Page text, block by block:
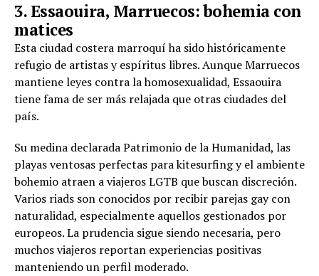
3. Essaouira, Marruecos: bohemia con
matices
Esta ciudad costera marroquí ha sido históricamente
refugio de artistas y espíritus libres. Aunque Marruecos
mantiene leyes contra la homosexualidad, Essaouira
tiene fama de ser más relajada que otras ciudades del
país.
Su medina declarada Patrimonio de la Humanidad, las
playas ventosas perfectas para kitesurfing y el ambiente
bohemio atraen a viajeros LGTB que buscan discreción.
Varios riads son conocidos por recibir parejas gay con
naturalidad, especialmente aquellos gestionados por
europeos. La prudencia sigue siendo necesaria, pero
muchos viajeros reportan experiencias positivas
manteniendo un perfil moderado.